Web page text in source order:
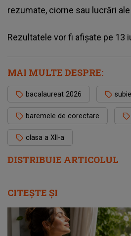
DISTRIBUIE ARTICOLUL
rezumate, ciorne sau lucrări
Rezultatele vor fi afișate pe 13
MAI MULTE DESPRE:
bacalaureat 2026
baremele de corectare
clasa a XII-a
CITEȘTE ȘI